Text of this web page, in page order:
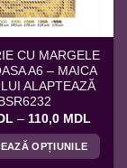
CU MARGELE
A6 – MAICA
ALAPTEAZĂ
BSR6232
– 110,0 MDL
25,0
OPȚIUNILE